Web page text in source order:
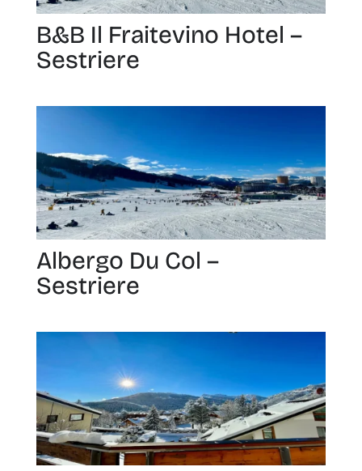
B&B Il Fraitevino Hotel –
Sestriere
Albergo Du Col –
Sestriere